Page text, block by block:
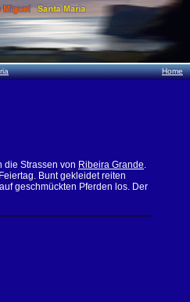
Home
die Strassen von Ribeira Grande.
Bunt gekleidet reiten
geschmückten Pferden los. Der